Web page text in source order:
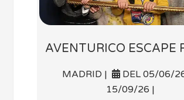
AVENTURICO ESCAPE
MADRID |
DEL 05/06/
15/09/26 |